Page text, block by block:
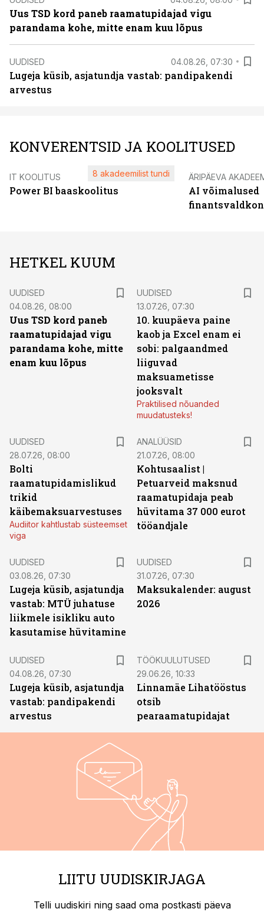
Uus TSD kord paneb raamatupidajad vigu
parandama kohe, mitte enam kuu lõpus
UUDISED 04.08.26, 07:30
Lugeja küsib, asjatundja vastab: pandipakendi
arvestus
KONVERENTSID JA KOOLITUSED
IT KOOLITUS
Power BI baaskoolitus
8 akadeemilist tundi ÄRIPÄEVA
AI võimalused
HETKEL KUUM
UUDISED
04.08.26, 08:00
Uus TSD kord paneb
raamatupidajad vigu
parandama kohe, mitte
enam kuu lõpus
UUDISED
13.07.26, 07:30
10. kuupäeva paine
kaob ja Excel enam ei
sobi: palgaandmed
liiguvad
maksuametisse
jooksvalt
Praktilised nõuanded
muudatusteks!
UUDISED
28.07.26, 08:00
Bolti
raamatupidamislikud
trikid
käibemaksuarvestuses
Audiitor kahtlustab süsteemset
viga
ANALÜÜSID
21.07.26, 08:00
Kohtusaalist |
Petuarveid maksnud
raamatupidaja peab
hüvitama 37 000 eurot
tööandjale
UUDISED
03.08.26, 07:30
Lugeja küsib, asjatundja
vastab: MTÜ juhatuse
liikmele isikliku auto
kasutamise hüvitamine
UUDISED
31.07.26, 07:30
Maksukalender: august
2026
UUDISED
04.08.26, 07:30
Lugeja küsib, asjatundja
vastab: pandipakendi
arvestus
TÖÖKUULUTUSED
29.06.26, 10:33
Linnamäe Lihatööstus
otsib
pearaamatupidajat
LIITU UUDISKIRJAGA
Telli uudiskiri ning saad oma postkasti päeva